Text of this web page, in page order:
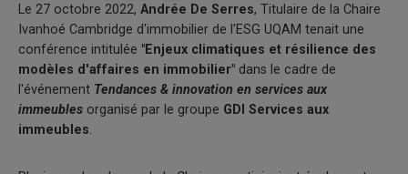
Le 27 octobre 2022, Andrée De Serres, Titulaire de la Chaire
Ivanhoé Cambridge d'immobilier de l'ESG UQAM tenait une
conférence intitulée "Enjeux climatiques et résilience des
modèles d'affaires en immobilier" dans le cadre de
l'événement Tendances & innovation en services aux
immeubles organisé par le groupe GDI Services aux
immeubles.